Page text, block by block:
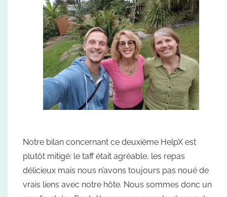
Notre bilan concernant ce deuxième HelpX est
plutôt mitigé: le taff était agréable, les repas
délicieux mais nous n’avons toujours pas noué de
vrais liens avec notre hôte. Nous sommes donc un